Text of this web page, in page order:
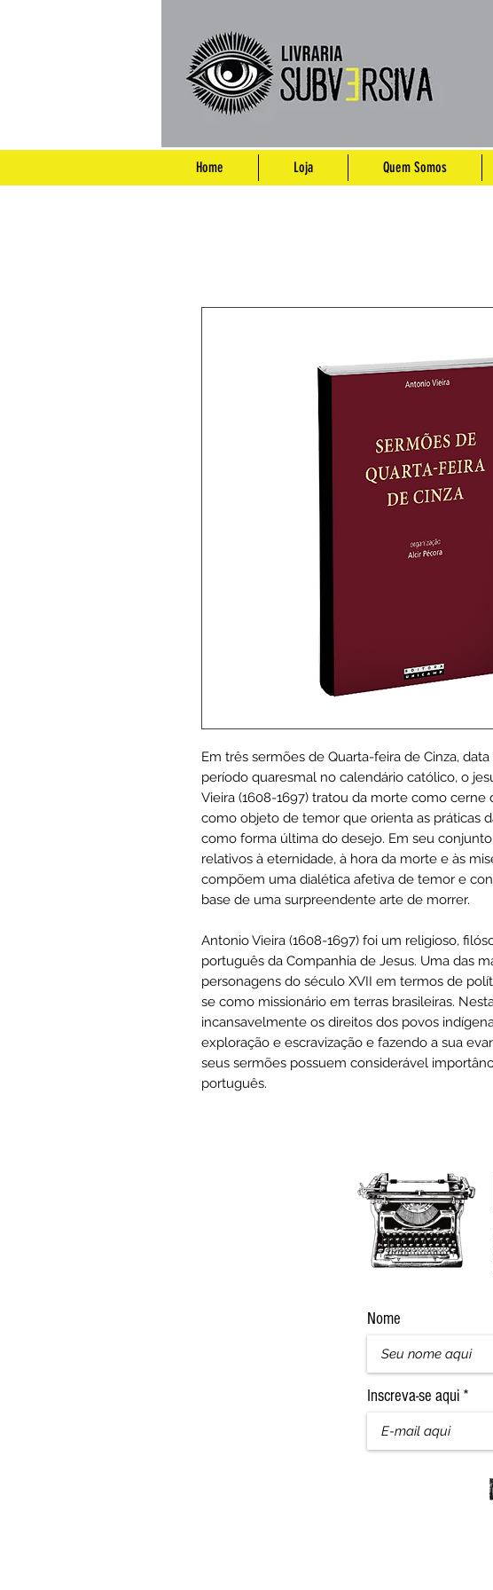
Home Loja Quem Somos
Em três sermões de Quarta-feira de Cinza,
período quaresmal no calendário católico, o
Vieira (1608-1697) tratou da morte como cerne
como objeto de temor que orienta as práticas
como forma última do desejo. Em seu
relativos à eternidade, à hora da morte e às
compõem uma dialética afetiva de temor e
base de uma surpreendente arte de morrer.
Antonio Vieira (1608-1697) foi um religioso,
português da Companhia de Jesus. Uma das
personagens do século XVII em termos de
se como missionário em terras brasileiras.
incansavelmente os direitos dos povos
exploração e escravização e fazendo a sua
seus sermões possuem considerável
português.
Nome
Inscreva-se aqui